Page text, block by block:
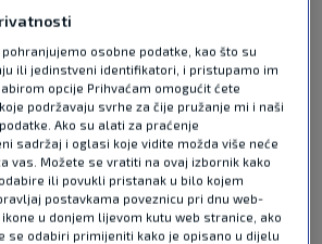
je prvi aktualni predsjednik
Država koji je uživo pratio
no njegov dolazak u kultni
nije prošao bez
publike. Pročitaj više
pohranjujemo osobne podatke, kao što su
ili jedinstveni identifikatori, i pristupamo im
opcije Prihvaćam omogućit ćete
podržavaju svrhe za čije pružanje mi i naši
Ako su alati za praćenje
sadržaj i oglasi koje vidite možda više neće
vas. Možete se vratiti na ovaj izbornik kako
ili povukli pristanak u bilo kojem
postavkama poveznicu pri dnu web-
u donjem lijevom kutu web stranice, ako
se odabiri primijeniti kako je opisano u dijelu